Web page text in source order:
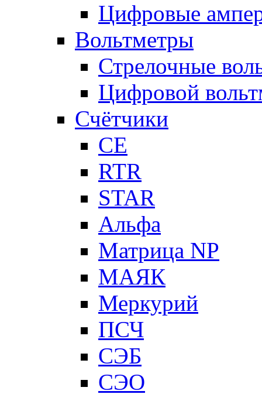
Цифровые
Вольтметры
Стрелочные
Цифровой
Счётчики
CE
RTR
STAR
Альфа
Матрица NP
МАЯК
Меркурий
ПСЧ
СЭБ
СЭО